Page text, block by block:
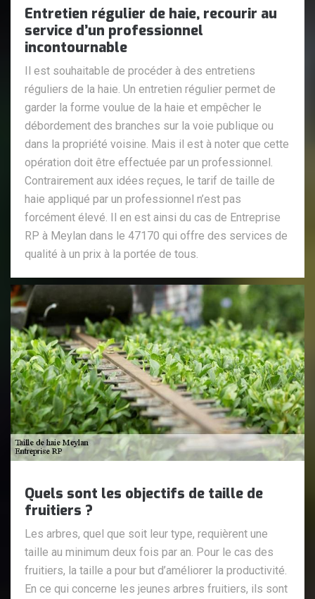
Entretien régulier de haie, recourir au
service d’un professionnel
incontournable
Il est souhaitable de procéder à des entretiens
réguliers de la haie. Un entretien régulier permet de
garder la forme voulue de la haie et empêcher le
débordement des branches sur la voie publique ou
dans la propriété voisine. Mais il est à noter que cette
opération doit être effectuée par un professionnel.
Contrairement aux idées reçues, le tarif de taille de
haie appliqué par un professionnel n’est pas
forcément élevé. Il en est ainsi du cas de Entreprise
RP à Meylan dans le 47170 qui offre des services de
qualité à un prix à la portée de tous.
Quels sont les objectifs de taille de
fruitiers ?
Les arbres, quel que soit leur type, requièrent une
taille au minimum deux fois par an. Pour le cas des
fruitiers, la taille a pour but d’améliorer la productivité.
En ce qui concerne les jeunes arbres fruitiers, ils sont